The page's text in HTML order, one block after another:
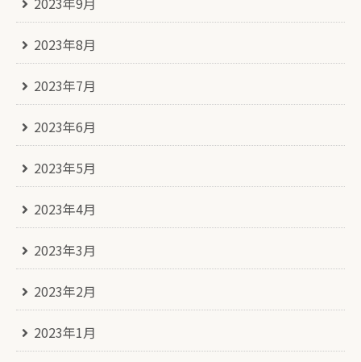
2023年8月
2023年7月
2023年6月
2023年5月
2023年4月
2023年3月
2023年2月
2023年1月